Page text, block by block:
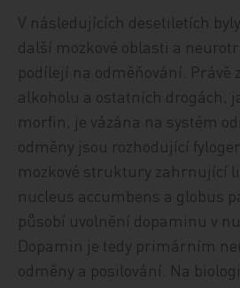
V následujících desetiletích
další mozkové oblasti a
podílejí na odměňování. Právě
alkoholu a ostatních drogách,
morfin, je vázána na systém
odměny jsou rozhodující
mozkové struktury zahrnující
nucleus accumbens a globus
působí uvolnění dopaminu v
Dopamin je tedy primárním
odměny a posilování. Na